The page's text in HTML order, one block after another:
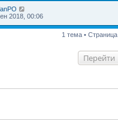
2018, 00:06
1 тема • Страница
Перейти